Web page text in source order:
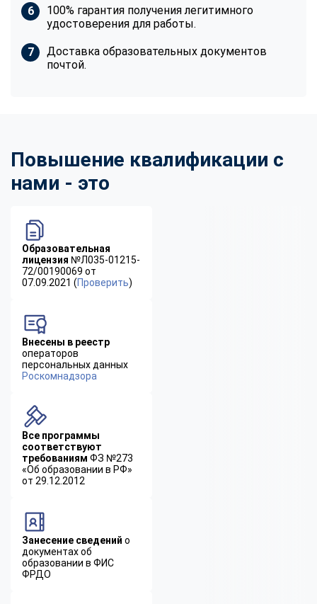
100% гарантия получения легитимного
удостоверения для работы.
Доставка образовательных документов
почтой.
Повышение квалификации с
нами - это
Образовательная
лицензия №Л035-01215-
72/00190069 от
07.09.2021 (Проверить)
Внесены в реестр
операторов
персональных данных
Роскомнадзора
Все программы
соответствуют
требованиям ФЗ №273
«Об образовании в РФ»
от 29.12.2012
Занесение сведений о
документах об
образовании в ФИС
ФРДО